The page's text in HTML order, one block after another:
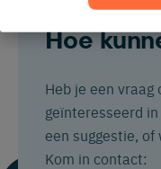
Hoe
Heb je een vraag
geïnteresseerd
een suggestie, of
Kom in contact: